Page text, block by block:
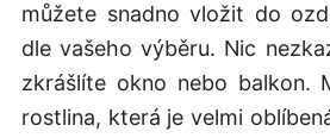
můžete snadno vložit do
dle vašeho výběru. Nic
zkrášlíte okno nebo balkon.
rostlina, která je velmi